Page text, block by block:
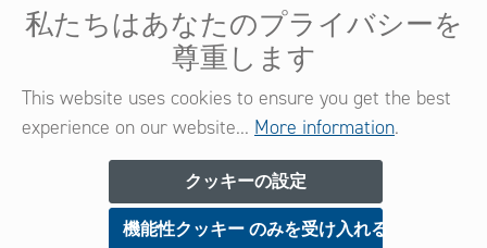
法的情報
ニュースレター
私たちはあなたのプライバシーを
尊重します
This website uses cookies to ensure you get the best
experience on our website... More information.
クッキーの設定
機能性クッキー のみを受け入れる